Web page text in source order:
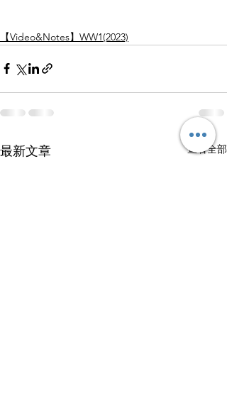
【Video&Notes】WW1(2023)
最新文章 查看全部